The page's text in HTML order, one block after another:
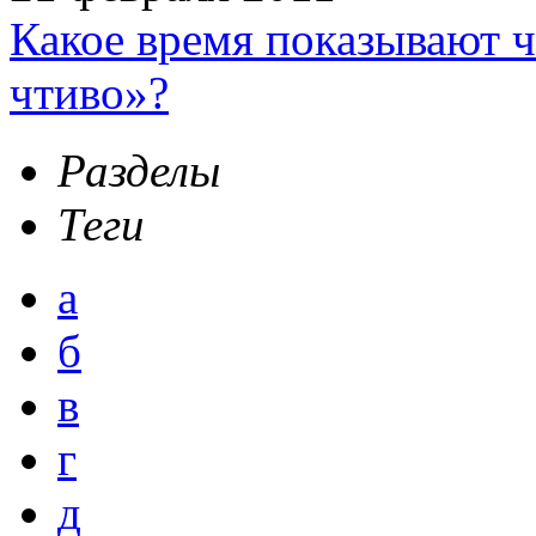
Какое время показывают
чтиво»?
Разделы
Теги
а
б
в
г
д